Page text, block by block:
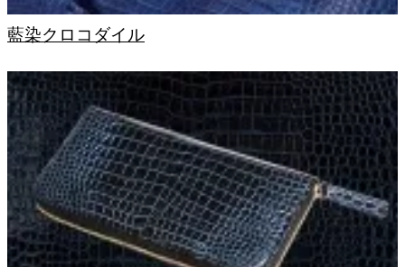
藍染クロコダイル